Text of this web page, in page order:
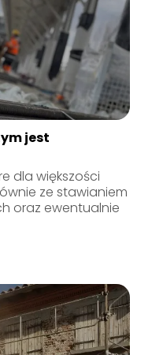
jest
dla większości
ze stawianiem
oraz ewentualnie